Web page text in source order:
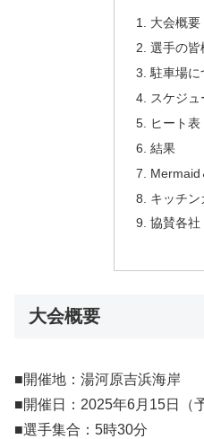
大会概要
選手の皆
駐車場に
スケジュ
ヒート表
結果
Mermaid
キッチン
協賛各社
大会概要
■開催地：湯河原吉浜海岸
■開催日：2025年6月15日（
■選手集合：5時30分